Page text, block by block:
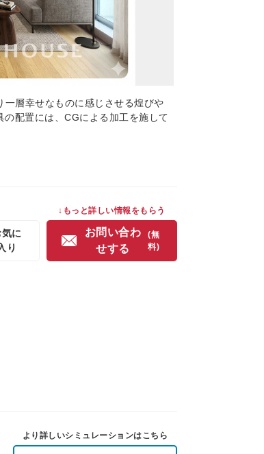
層幸せなものに感じさせる煌びや
配置には、CGによる加工を施して
気に
り
↓もっと詳しい情報をもらう
お問い合わ
せする
(無
料)
より詳しいシミュレーションはこちら